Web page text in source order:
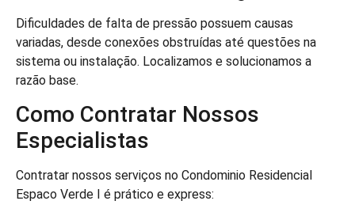
Dificuldades de falta de pressão possuem causas
variadas, desde conexões obstruídas até questões na
sistema ou instalação. Localizamos e solucionamos a
razão base.
Como Contratar Nossos
Especialistas
Contratar nossos serviços no Condominio Residencial
Espaco Verde I é prático e express: